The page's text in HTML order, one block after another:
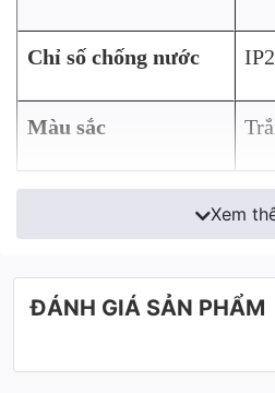
Chỉ số chống nước
Màu sắc
Xem
ĐÁNH GIÁ SẢN PHẨM